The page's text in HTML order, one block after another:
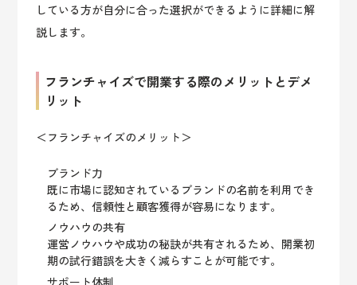
している方が自分に合った選択ができるように詳細に解
説します。
フランチャイズで開業する際のメリットとデメ
リット
＜フランチャイズのメリット＞
ブランド力
既に市場に認知されているブランドの名前を利用でき
るため、信頼性と顧客獲得が容易になります。
ノウハウの共有
運営ノウハウや成功の秘訣が共有されるため、開業初
期の試行錯誤を大きく減らすことが可能です。
サポート体制